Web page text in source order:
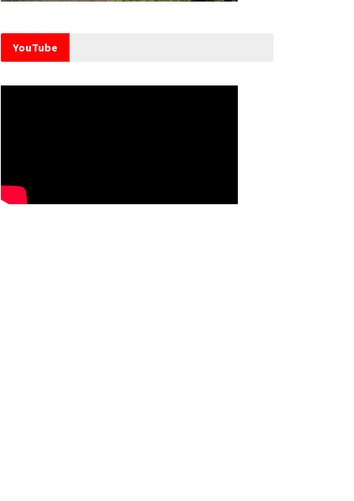
YouTube